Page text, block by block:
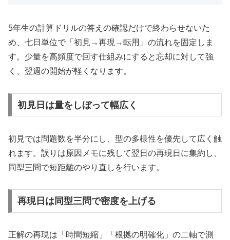
5年生の計算ドリルの答えの確認だけで終わらせないた
め、七日単位で「初見→再現→転用」の流れを固定しま
す。少量を高頻度で回す仕組みにすると忘却に対して強
く、翌週の開始が軽くなります。
初見日は量をしぼって幅広く
初見では問題数を半分にし、型の多様性を優先して広く触
れます。誤りは原因メモに残して翌日の再現日に集約し、
同型三問で短距離のやり直しを行います。
再現日は同型三問で密度を上げる
正解の再現は「時間短縮」「根拠の明確化」の二軸で測